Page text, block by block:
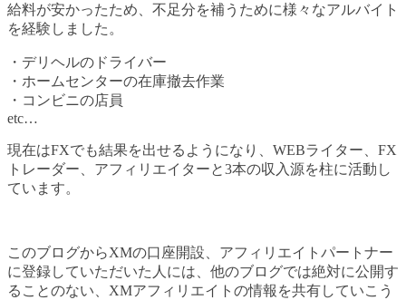
給料が安かったため、不足分を補うために様々なアルバイト
を経験しました。
・デリヘルのドライバー
・ホームセンターの在庫撤去作業
・コンビニの店員
etc…
現在はFXでも結果を出せるようになり、WEBライター、FX
トレーダー、アフィリエイターと3本の収入源を柱に活動し
ています。
このブログからXMの口座開設、アフィリエイトパートナー
に登録していただいた人には、他のブログでは絶対に公開す
ることのない、XMアフィリエイトの情報を共有していこう